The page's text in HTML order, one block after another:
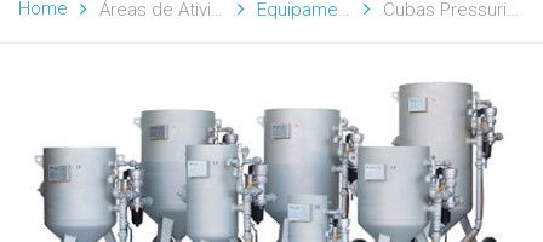
Home Áreas de Atividade Equipamentos Cubas Pressurizadas